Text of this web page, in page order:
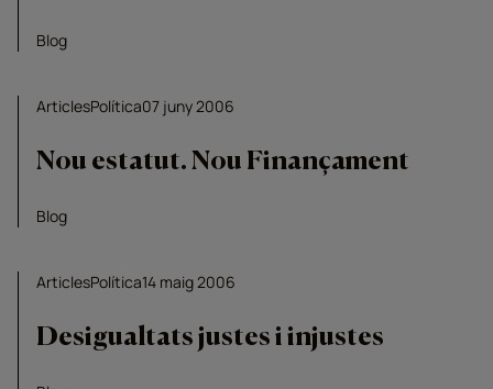
Blog
ArticlesPolítica07 juny 2006
Nou estatut. Nou Finançament
Blog
ArticlesPolítica14 maig 2006
Desigualtats justes i injustes